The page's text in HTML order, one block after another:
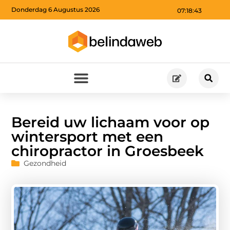
07:18:45
Donderdag 6 Augustus 2026
Bereid uw lichaam voor op
wintersport met een
chiropractor in Groesbeek
Gezondheid